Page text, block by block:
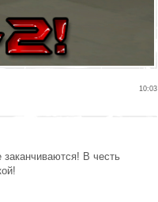
10:03
В честь